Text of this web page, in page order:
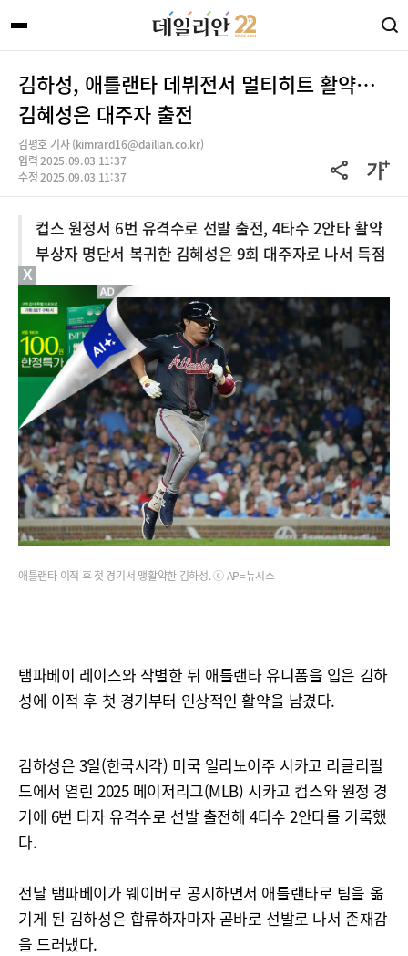
김하성, 애틀랜타 데뷔전서 멀티히트 활약…
김혜성은 대주자 출전
김평호 기자 (kimrard16@dailian.co.kr)
입력 2025.09.03 11:37
수정 2025.09.03 11:37
컵스 원정서 6번 유격수로 선발 출전, 4타수 2안타 활약
부상자 명단서 복귀한 김혜성은 9회 대주자로 나서 득점
애틀랜타 이적 후 첫 경기서 맹활약한 김하성. ⓒ AP=뉴시스
탬파베이 레이스와 작별한 뒤 애틀랜타 유니폼을 입은 김하
성에 이적 후 첫 경기부터 인상적인 활약을 남겼다.
김하성은 3일(한국시각) 미국 일리노이주 시카고 리글리필
드에서 열린 2025 메이저리그(MLB) 시카고 컵스와 원정 경
기에 6번 타자 유격수로 선발 출전해 4타수 2안타를 기록했
다.
전날 탬파베이가 웨이버로 공시하면서 애틀랜타로 팀을 옮
기게 된 김하성은 합류하자마자 곧바로 선발로 나서 존재감
을 드러냈다.
X